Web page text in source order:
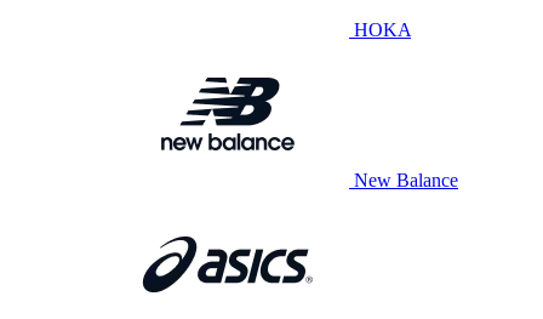
HOKA
New Balance